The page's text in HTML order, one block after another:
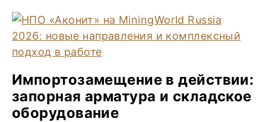
Импортозамещение в действии:
запорная арматура и складское
оборудование